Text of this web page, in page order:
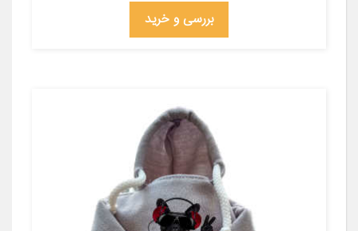
بررسی و خرید